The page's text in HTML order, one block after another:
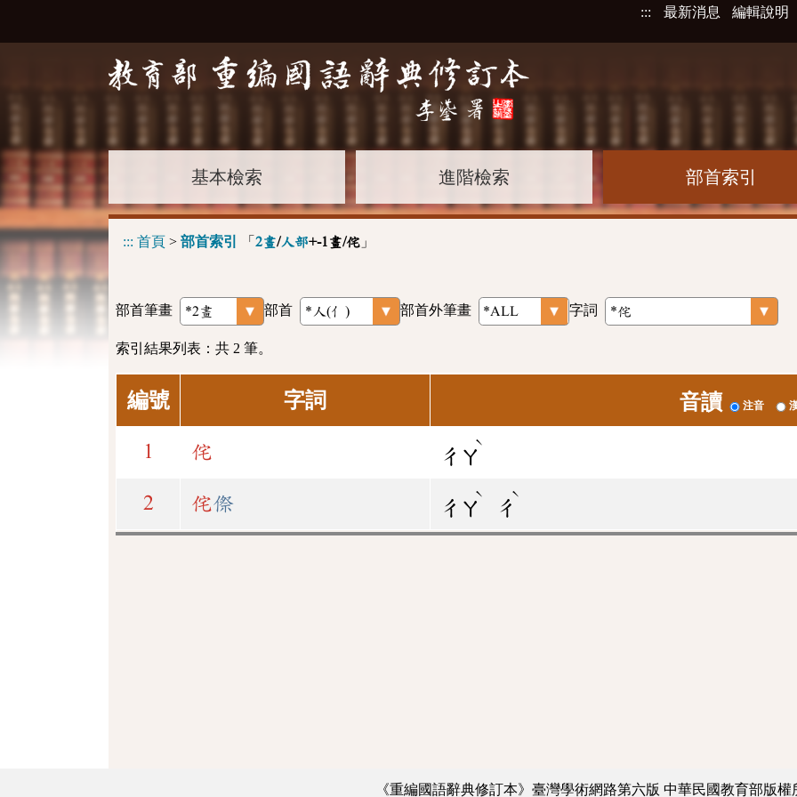
::: 最新消息 編輯說明
基本檢索 進階檢索 部首索引
::: 首頁 > 部首索引 「 2畫/人部+-1畫/侘 」
部首筆畫 部首 部首外筆畫 字詞
索引結果列表：共 2 筆。
編號 字詞 音讀 注音
1 侘 ㄔㄚ
ˋ
2 侘傺 ㄔㄚ
ˋ
ㄔ
ˋ
《重編國語辭典修訂本》臺灣學術網路第六版 中華民國教育部版權